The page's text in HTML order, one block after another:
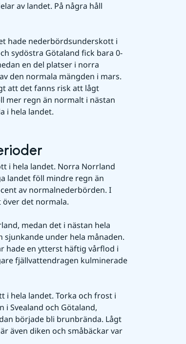
av landet. På några håll
hade nederbördsunderskott i
sydöstra Götaland fick bara 0-
en del platser i norra
den normala mängden i mars.
att det fanns risk att lågt
mer regn än normalt i nästan
i hela landet.
i hela landet. Norra Norrland
landet föll mindre regn än
av normalnederbörden. I
det normala.
medan det i nästan hela
sjunkande under hela månaden.
hade en ytterst häftig vårflod i
fjällvattendragen kulminerade
i hela landet. Torka och frost i
i Svealand och Götaland,
började bli brunbrända. Lågt
även diken och småbäckar var